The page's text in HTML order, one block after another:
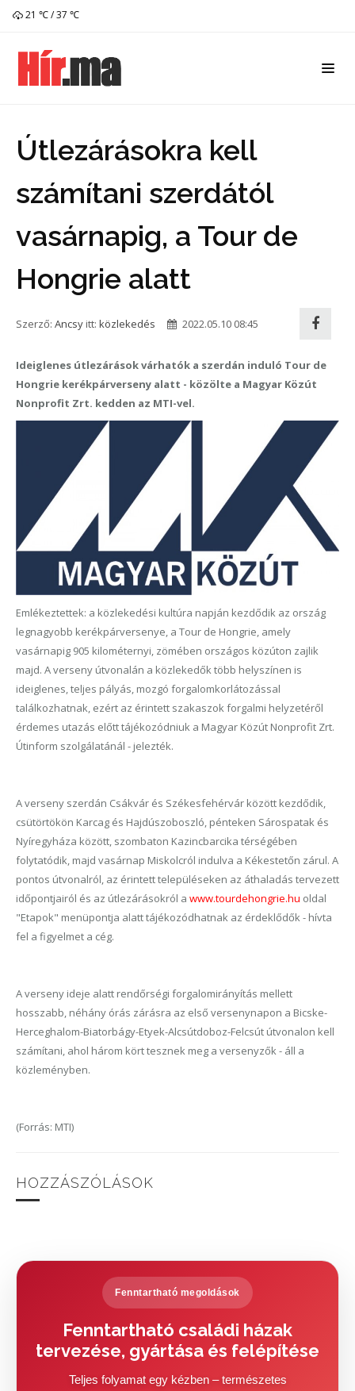
21 ℃ / 37 ℃
Útlezárásokra kell
számítani szerdától
vasárnapig, a Tour de
Hongrie alatt
Szerző: Ancsy itt: közlekedés 2022.05.10 08:45
Ideiglenes útlezárások várhatók a szerdán induló Tour de
Hongrie kerékpárverseny alatt - közölte a Magyar Közút
Nonprofit Zrt. kedden az MTI-vel.
Emlékeztettek: a közlekedési kultúra napján kezdődik az ország
legnagyobb kerékpárversenye, a Tour de Hongrie, amely
vasárnapig 905 kilométernyi, zömében országos közúton zajlik
majd. A verseny útvonalán a közlekedők több helyszínen is
ideiglenes, teljes pályás, mozgó forgalomkorlátozással
találkozhatnak, ezért az érintett szakaszok forgalmi helyzetéről
érdemes utazás előtt tájékozódniuk a Magyar Közút Nonprofit Zrt.
Útinform szolgálatánál - jelezték.
A verseny szerdán Csákvár és Székesfehérvár között kezdődik,
csütörtökön Karcag és Hajdúszoboszló, pénteken Sárospatak és
Nyíregyháza között, szombaton Kazincbarcika térségében
folytatódik, majd vasárnap Miskolcról indulva a Kékestetőn zárul. A
pontos útvonalról, az érintett településeken az áthaladás tervezett
időpontjairól és az útlezárásokról a www.tourdehongrie.hu oldal
"Etapok" menüpontja alatt tájékozódhatnak az érdeklődők - hívta
fel a figyelmet a cég.
A verseny ideje alatt rendőrségi forgalomirányítás mellett
hosszabb, néhány órás zárásra az első versenynapon a Bicske-
Herceghalom-Biatorbágy-Etyek-Alcsútdoboz-Felcsút útvonalon kell
számítani, ahol három kört tesznek meg a versenyzők - áll a
közleményben.
(Forrás: MTI)
HOZZÁSZÓLÁSOK
Fenntartható megoldások
Fenntartható családi házak
tervezése, gyártása és felépítése
Teljes folyamat egy kézben – természetes